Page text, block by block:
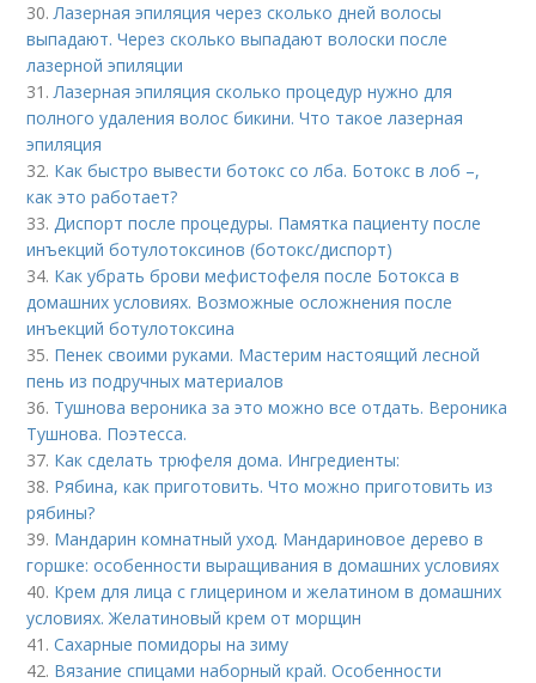
30.Лазерная эпиляция через сколько дней волосы
выпадают. Через сколько выпадают волоски после
лазерной эпиляции
31.Лазерная эпиляция сколько процедур нужно для
полного удаления волос бикини. Что такое лазерная
эпиляция
32. Как быстро вывести ботокс со лба. Ботокс в лоб –,
как это работает?
33.Диспорт после процедуры. Памятка пациенту после
инъекций ботулотоксинов (ботокс/диспорт)
34. Как убрать брови мефистофеля после Ботокса в
домашних условиях. Возможные осложнения после
инъекций ботулотоксина
35. Пенек своими руками. Мастерим настоящий лесной
пень из подручных материалов
36. Тушнова вероника за это можно все отдать. Вероника
Тушнова. Поэтесса.
37. Как сделать трюфеля дома. Ингредиенты:
38. Рябина, как приготовить. Что можно приготовить из
рябины?
39. Мандарин комнатный уход. Мандариновое дерево в
горшке: особенности выращивания в домашних условиях
40. Крем для лица с глицерином и желатином в домашних
условиях. Желатиновый крем от морщин
41.Сахарные помидоры на зиму
42. Вязание спицами наборный край. Особенности